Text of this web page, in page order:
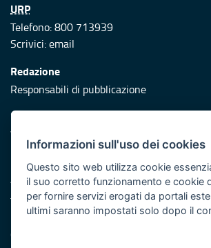
URP
Telefono: 800 713939
Scrivici:email
Redazione
Responsabili di pubblicazione
Protezione civile
Vai al sito di Protezione Civile Puglia
Iniziativa finanziata con risorse del POR
Asse XI
Note legali
Cookie e privacy
Informazioni sull'uso dei cookies
Questo sito web utilizza cookie
il suo corretto funzionamento e cookie
per fornire servizi erogati da portali
ultimi saranno impostati solo dopo il